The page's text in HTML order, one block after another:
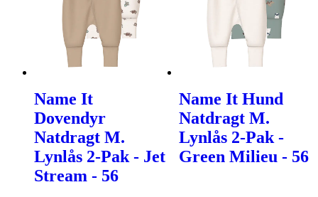
Name It
Dovendyr
Natdragt M.
Lynlås 2-Pak - Jet
Stream - 56
Name It Hund
Natdragt M.
Lynlås 2-Pak -
Green Milieu - 56